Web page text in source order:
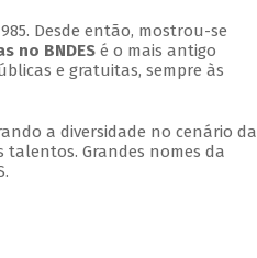
Desde então, mostrou-se
no BNDESé o mais antigo
e gratuitas, sempre às
a diversidade no cenário da
Grandes nomes da